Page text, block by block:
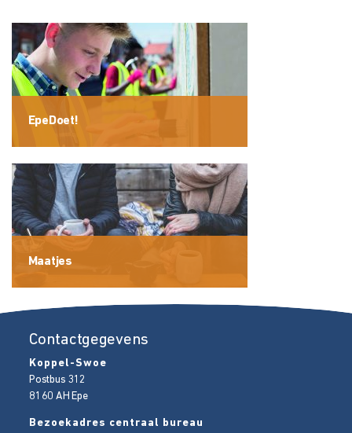
EpeDoet!
Maatjes
Contactgegevens
Koppel-Swoe
Postbus 312
8160 AH Epe
Bezoekadres centraal bureau